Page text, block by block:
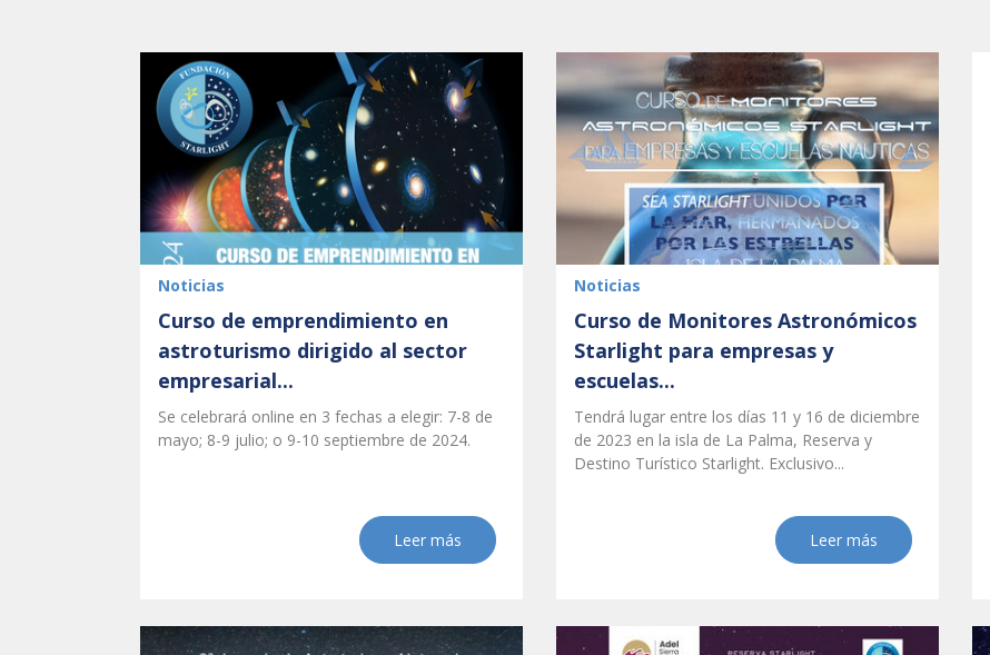
Noticias
Curso de emprendimiento en
astroturismo dirigido al sector
empresarial...
Se celebrará online en 3 fechas a elegir: 7-8 de
mayo; 8-9 julio; o 9-10 septiembre de 2024.
Leer más
Noticias
Curso de Monitores Astronómicos
Starlight para empresas y
escuelas...
Tendrá lugar entre los días 11 y 16 de diciembre
de 2023 en la isla de La Palma, Reserva y
Destino Turístico Starlight. Exclusivo...
Leer más